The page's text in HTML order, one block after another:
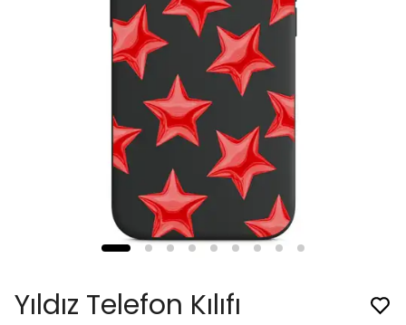
Yıldız Telefon Kılıfı